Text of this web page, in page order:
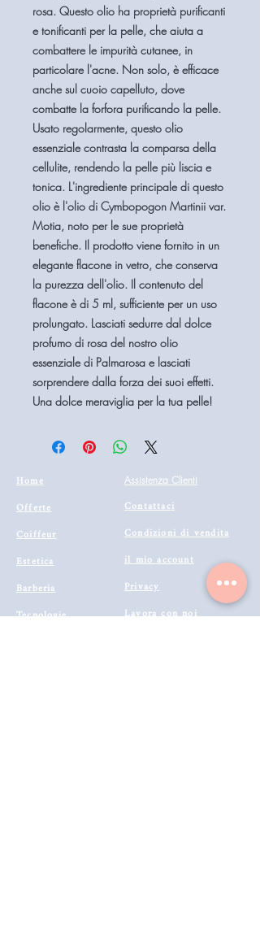
rosa. Questo olio ha proprietà purificanti
e tonificanti per la pelle, che aiuta a
combattere le impurità cutanee, in
particolare l'acne. Non solo, è efficace
anche sul cuoio capelluto, dove
combatte la forfora purificando la pelle.
Usato regolarmente, questo olio
essenziale contrasta la comparsa della
cellulite, rendendo la pelle più liscia e
tonica. L'ingrediente principale di questo
olio è l'olio di Cymbopogon Martinii var.
Motia, noto per le sue proprietà
benefiche. Il prodotto viene fornito in un
elegante flacone in vetro, che conserva
la purezza dell'olio. Il contenuto del
flacone è di 5 ml, sufficiente per un uso
prolungato. Lasciati sedurre dal dolce
profumo di rosa del nostro olio
essenziale di Palmarosa e lasciati
sorprendere dalla forza dei suoi effetti.
Una dolce meraviglia per la tua pelle!
Home
Offerte
Coiffeur
Estetica
Barberia
Tecnologie
Assistenza Clienti
Contattaci
Condizioni di vendita
il mio account
Privacy
Lavora con noi